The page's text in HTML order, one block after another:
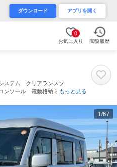
ダウンロード アプリを開く
0
お気に入り 閲覧履歴
ステム クリアランスソ
ソール 電動格納ミラ
ーム ＡＢＳ ＳＲＳ Ｅ
長野県）
もっと見る
1 /67